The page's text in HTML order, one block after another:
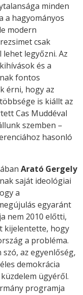
minden
a hagyományos
modern
csak
legyőzni. Az
és a
fontos
érni, hogy az
is kiállt az
Cas Muddéval
szemben –
hasonló
Arató Gergely
saját ideológiai
a
egyaránt
nem 2010 előtti,
kijelentette, hogy
a probléma.
az egyenlőség,
demokrácia
ügyéről.
programja